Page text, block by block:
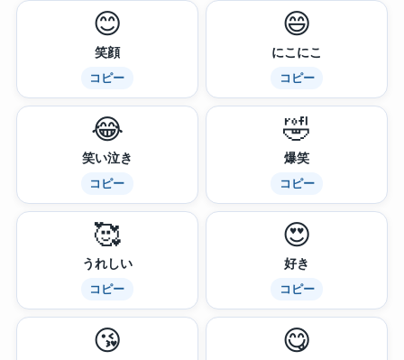
😊
笑顔
コピー
😄
にこにこ
コピー
😂
笑い泣き
コピー
🤣
爆笑
コピー
🥰
うれしい
コピー
😍
好き
コピー
😘 😋